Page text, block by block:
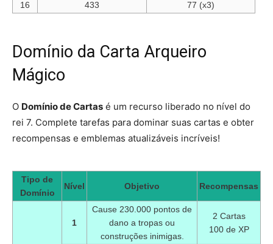
16
433 77 (x3)
Domínio da Carta Arqueiro
Mágico
O Domínio de Cartas é um recurso liberado no nível do
rei 7. Complete tarefas para dominar suas cartas e obter
recompensas e emblemas atualizáveis incríveis!
Tipo de
Domínio
Nível Objetivo Recompensas
1
Cause 230.000 pontos de
dano a tropas ou
construções inimigas.
2 Cartas
100 de XP